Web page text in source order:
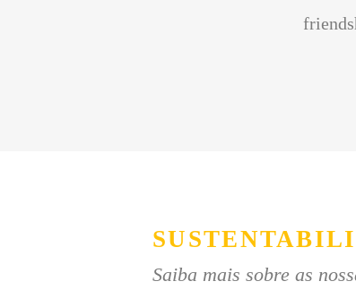
Saiba mais sobre as